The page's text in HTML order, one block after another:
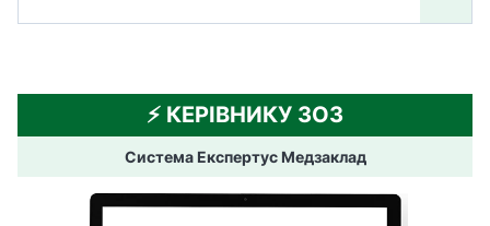
⚡️ КЕРІВНИКУ ЗОЗ
Система Експертус Медзаклад